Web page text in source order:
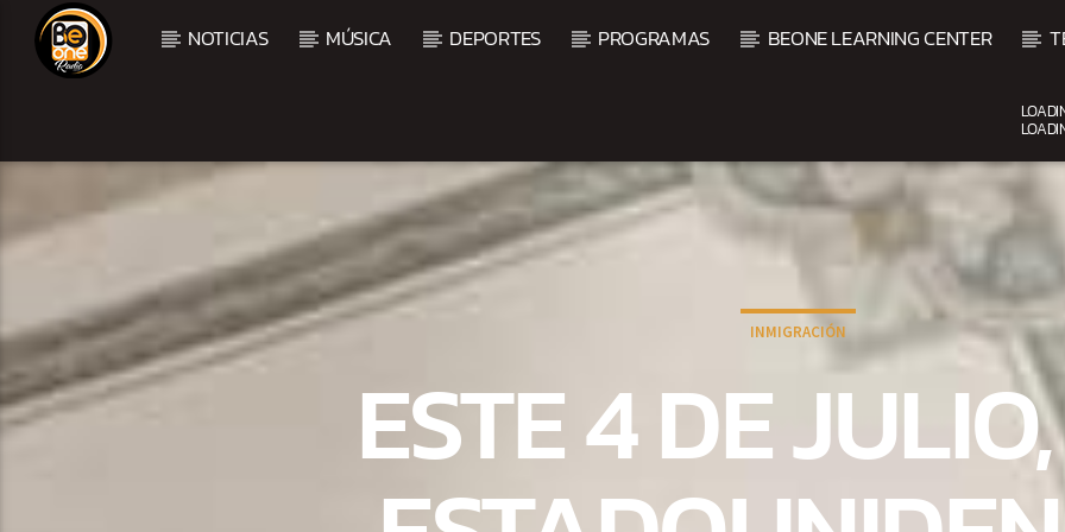
NOTICIAS MÚSICA DEPORTES PROGRAMAS BEONE LEARNING CENTER
CURRENT TRACK CURRENT SHOW
BEATS URBANOS
11:00 AM
INMIGRACIÓN
ESTE 4 DE